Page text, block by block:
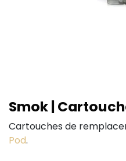
Smok |
Cartouches de
Pod.